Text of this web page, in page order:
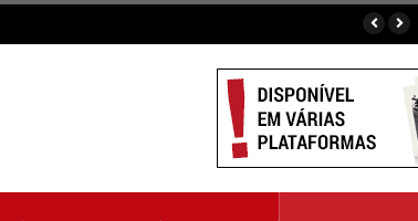
de Futsal Interassociações